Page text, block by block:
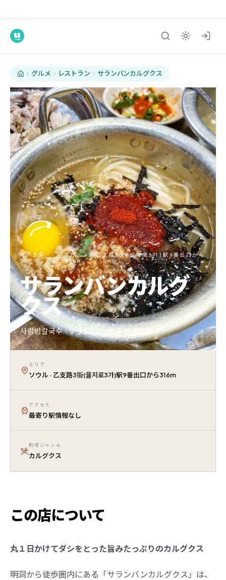
グルメ レストラン サランバンカルグクス
レストラ
ン
ソウル · 乙支路3街(을지로3가)駅9番出口から
316M
サランバンカルグ
クス
사랑방칼국수 · サランバン カルグクス
エリア
ソウル · 乙支路3街(을지로3가)駅9番出口から316m
アクセス
最寄り駅情報なし
料理ジャンル
カルグクス
この店について
丸１日かけてダシをとった旨みたっぷりのカルグクス
明洞から徒歩圏内にある「サランバンカルグクス」は、